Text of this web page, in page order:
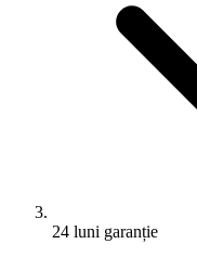
24 luni garanție